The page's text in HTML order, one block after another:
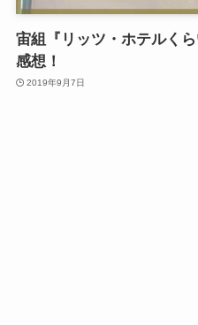
宙組『リッツ・ホテルく
感想！
2019年9月7日